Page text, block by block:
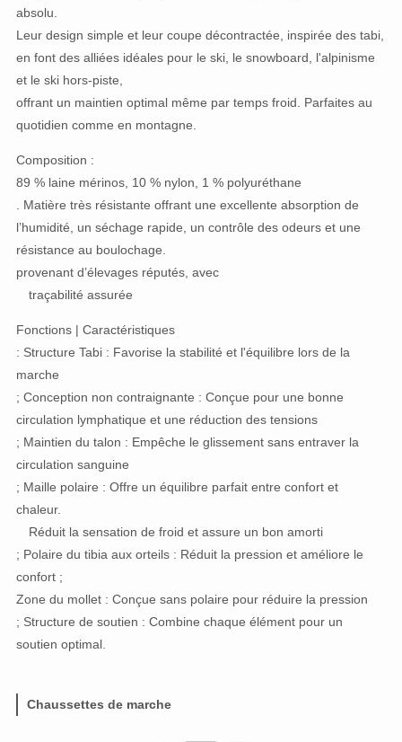
absolu.
Leur design simple et leur coupe décontractée, inspirée des tabi,
en font des alliées idéales pour le ski, le snowboard, l'alpinisme
et le ski hors-piste,
offrant un maintien optimal même par temps froid. Parfaites au
quotidien comme en montagne.
Composition :
89 % laine mérinos, 10 % nylon, 1 % polyuréthane
. Matière très résistante offrant une excellente absorption de
l’humidité, un séchage rapide, un contrôle des odeurs et une
résistance au boulochage.
provenant d’élevages réputés, avec
traçabilité assurée
Fonctions | Caractéristiques
: Structure Tabi : Favorise la stabilité et l'équilibre lors de la
marche
; Conception non contraignante : Conçue pour une bonne
circulation lymphatique et une réduction des tensions
; Maintien du talon : Empêche le glissement sans entraver la
circulation sanguine
; Maille polaire : Offre un équilibre parfait entre confort et
chaleur.
Réduit la sensation de froid et assure un bon amorti
; Polaire du tibia aux orteils : Réduit la pression et améliore le
confort ;
Zone du mollet : Conçue sans polaire pour réduire la pression
; Structure de soutien : Combine chaque élément pour un
soutien optimal.
Chaussettes de marche